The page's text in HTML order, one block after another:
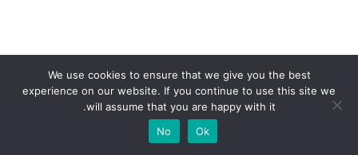
We use cookies to ensure that we give you the best
experience on our website. If you continue to use this site we
will assume that you are happy with it.
Ok
No